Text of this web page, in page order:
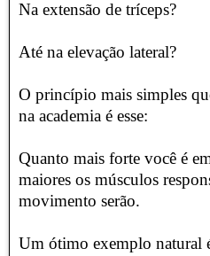
Na extensão de tríceps?
Até na elevação lateral?
O princípio mais simples
na academia é esse:
Quanto mais forte você é
maiores os músculos
movimento serão.
Um ótimo exemplo natural